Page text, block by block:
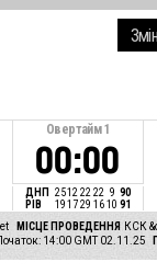
Овертайм 1
00:00
ДНП 2512 22 22 9 90
РІВ
19 17 29 16 10 91
МІСЦЕ ПРОВЕДЕННЯ
КСК
14:00 GMT 02.11.25